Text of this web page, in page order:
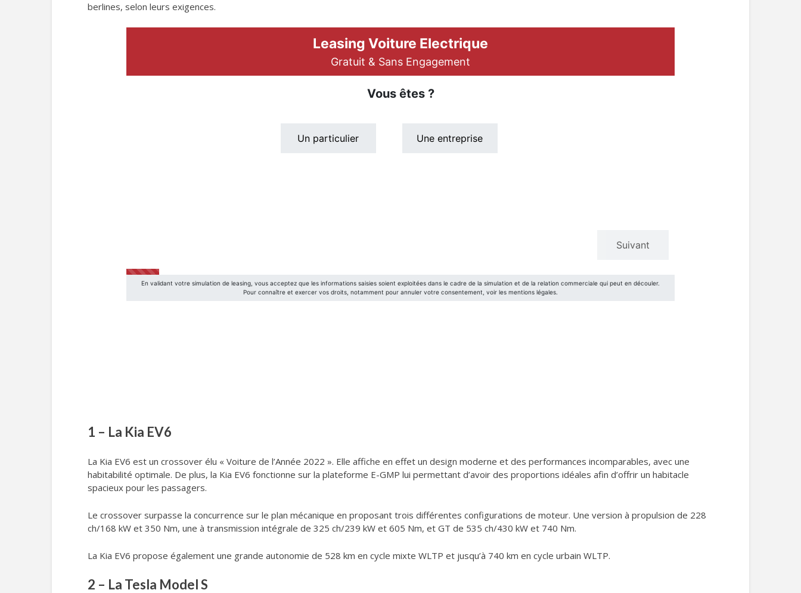
berlines, selon leurs exigences.
1 – La Kia EV6
La Kia EV6 est un crossover élu « Voiture de l’Année 2022 ». Elle affiche en effet un design moderne et des performances incomparables, avec une
habitabilité optimale. De plus, la Kia EV6 fonctionne sur la plateforme E-GMP lui permettant d’avoir des proportions idéales afin d’offrir un habitacle
spacieux pour les passagers.
Le crossover surpasse la concurrence sur le plan mécanique en proposant trois différentes configurations de moteur. Une version à propulsion de 228
ch/168 kW et 350 Nm, une à transmission intégrale de 325 ch/239 kW et 605 Nm, et GT de 535 ch/430 kW et 740 Nm.
La Kia EV6 propose également une grande autonomie de 528 km en cycle mixte WLTP et jusqu’à 740 km en cycle urbain WLTP.
2 – La Tesla Model S